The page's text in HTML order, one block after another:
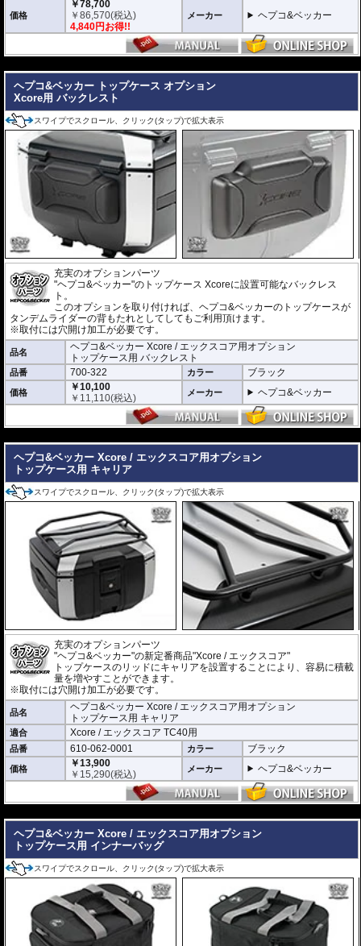
けで迅速かつ安全にロックが完了。
日常使いと本格的なツーリングシーンを瞬時に切り替えることができます。
堅牢なハイブリッド構造 ＆ 圧倒的な防塵・防水性能
ミニウムを融合。さらにXcore独自のエンボス加工を施すことで、過酷な使
用環境下でも歪まない圧倒的な安定性と高耐久性を実現しました。
また、特別設計された高密閉のリッドシールにより、圧倒的な防塵・防水を
達成。過酷なテストを100%クリアした実績が、突発的な豪雨や水しぶき、
砂埃から大切な荷物を完全に守り抜きます。
スタイリッシュで現代的なアドベンチャーデザイン
印象的なエッジラインと洗練されたモダンなフォルムは、先行して展開され
ているC-Bowキャリア用「XCOREサイドケース」のデザインと完全融合。
象徴的なアルミエンブレムとメカニカルな意匠が、車両全体に調和のとれた
一体感と、プレミアムな高級感をもたらします。
日常を快適にする高い機能性
ヘルメットや日常の荷物をしっかりと収納できる大容量でありながら、使い
勝手にも妥協はありません。
また、持ち運びに便利なキャリーハンドルをケース両側に配置。
さらに、ケース内にはフロアマットを標準装備し、収納した荷物をケース底
面との擦れや衝撃から保護します。
車種別専用キャリアによる確実な取付
車種別専用設計のリアキャリア「スマートラック」をケースホルダーとして
採用。 シンプルでスマートな設計にこだわり、確実な取付が可能です。車体
デザインとの一体感にも優れ、マシンのイメージも損ないません。
製品仕様
容量 : 40L
サイズ : 30 × 44 × 37cm
バックレスト、リッドキャリア、インナーバッグなどの専用オプションをラ
インナップ。
ツーリングスタイルや使用シーンに応じて、さらに快適で機能的な仕様へア
ップグレードできます。
価格
￥78,700
￥86,570(税込)
4,840円お得!!
メーカー ヘプコ&ベッカー
ヘプコ&ベッカー トップケース オプション
Xcore用 バックレスト
スワイプでスクロール、クリック(タップ)で拡大表示
充実のオプションパーツ
"ヘプコ&ベッカー"のトップケース Xcoreに設置可能なバックレス
ト。
このオプションを取り付ければ、ヘプコ&ベッカーのトップケースが
タンデムライダーの背もたれとしてしてもご利用頂けます。
※取付には穴開け加工が必要です。
品名
ヘプコ&ベッカー Xcore / エックスコア用オプション
トップケース用 バックレスト
品番 700-322 カラー ブラック
価格
￥10,100
￥ 11,110(税込) メーカー ヘプコ&ベッカー
ヘプコ&ベッカー Xcore / エックスコア用オプション
トップケース用 キャリア
スワイプでスクロール、クリック(タップ)で拡大表示
充実のオプションパーツ
"ヘプコ&ベッカー"の新定番商品"Xcore / エックスコア"
トップケースのリッドにキャリアを設置することにより、容易に積載
量を増やすことができます。
※取付には穴開け加工が必要です。
品名
ヘプコ&ベッカー Xcore / エックスコア用オプション
トップケース用 キャリア
適合 Xcore / エックスコア TC40用
品番 610-062-0001 カラー ブラック
価格
￥13,900
￥ 15,290(税込) メーカー ヘプコ&ベッカー
ヘプコ&ベッカー Xcore / エックスコア用オプション
トップケース用 インナーバッグ
スワイプでスクロール、クリック(タップ)で拡大表示